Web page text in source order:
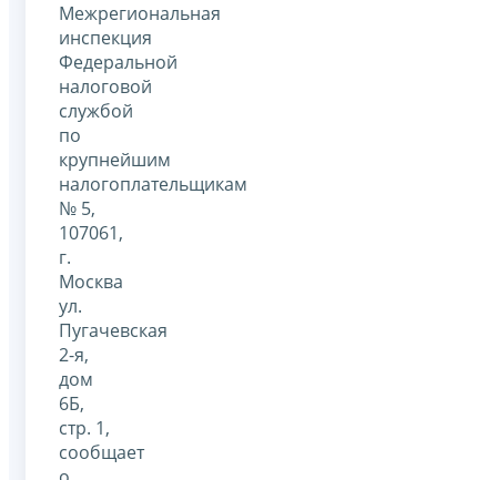
Межрегиональная
инспекция
Федеральной
налоговой
службой
по
крупнейшим
налогоплательщикам
№ 5,
107061,
г.
Москва
ул.
Пугачевская
2-я,
дом
6Б,
стр. 1,
сообщает